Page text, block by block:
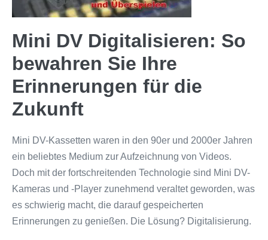
Mini DV Digitalisieren: So
bewahren Sie Ihre
Erinnerungen für die
Zukunft
Mini DV-Kassetten waren in den 90er und 2000er Jahren
ein beliebtes Medium zur Aufzeichnung von Videos.
Doch mit der fortschreitenden Technologie sind Mini DV-
Kameras und -Player zunehmend veraltet geworden, was
es schwierig macht, die darauf gespeicherten
Erinnerungen zu genießen. Die Lösung? Digitalisierung.